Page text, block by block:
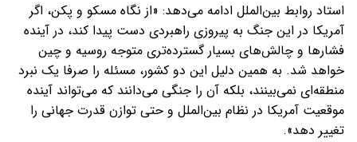
استاد روابط بین‌الملل ادامه می‌دهد: «از نگاه مسکو و پکن، اگر
آمریکا در این جنگ به پیروزی راهبردی دست پیدا کند، در آینده
فشارها و چالش‌های بسیار گسترده‌تری متوجه روسیه و چین
خواهد شد. به همین دلیل این دو کشور، مسئله را صرفا یک نبرد
منطقه‌ای نمی‌بینند، بلکه آن را جنگی می‌دانند که می‌تواند آینده
موقعیت آمریکا در نظام بین‌الملل و حتی توازن قدرت جهانی را
تغییر دهد».